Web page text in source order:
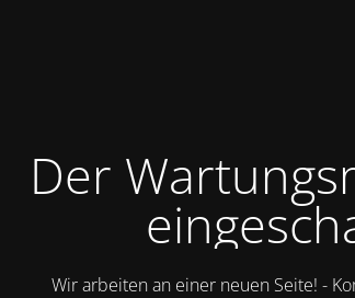
Der
Wir arbeiten an einer neuen Seite! -